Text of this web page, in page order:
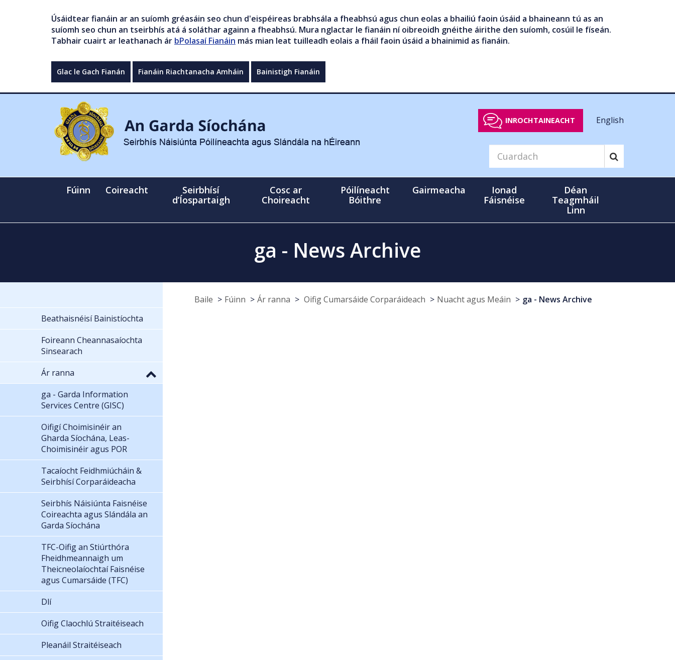
Úsáidtear fianáin ar an suíomh gréasáin seo chun d'eispéireas brabhsála a fheabhsú agus chun eolas a bhailiú faoin úsáid a bhaineann tú as an
suíomh seo chun an tseirbhís atá á soláthar againn a fheabhsú. Mura nglactar le fianáin ní oibreoidh gnéithe áirithe den suíomh, cosúil le físeán.
Tabhair cuairt ar leathanach ár bPolasaí Fianáin más mian leat tuilleadh eolais a fháil faoin úsáid a bhainimid as fianáin.
Glac le Gach Fianán Fianáin Riachtanacha Amháin Bainistigh Fianáin
INROCHTAINEACHT English
Fúinn Coireacht
Seirbhísí
d’Íospartaigh
Cosc ar
Choireacht
Póilíneacht
Bóithre
Gairmeacha
Ionad
Fáisnéise
Déan
Teagmháil
Linn
ga - News Archive
Baile Fúinn Ár ranna Oifig Cumarsáide Corparáideach Nuacht agus Meáin
ga - News Archive
Beathaisnéisí Bainistíochta
Foireann Cheannasaíochta
Sinsearach
Ár ranna
ga - Garda Information
Services Centre (GISC)
Oifigí Choimisinéir an
Gharda Síochána, Leas-
Choimisinéir agus POR
Tacaíocht Feidhmiúcháin &
Seirbhísí Corparáideacha
Seirbhís Náisiúnta Faisnéise
Coireachta agus Slándála an
Garda Síochána
TFC-Oifig an Stiúrthóra
Fheidhmeannaigh um
Theicneolaíochtaí Faisnéise
agus Cumarsáide (TFC)
Dlí
Oifig Claochlú Straitéiseach
Pleanáil Straitéiseach